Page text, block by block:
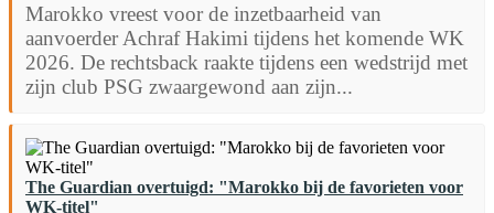
Marokko vreest voor de inzetbaarheid van
aanvoerder Achraf Hakimi tijdens het komende WK
2026. De rechtsback raakte tijdens een wedstrijd met
zijn club PSG zwaargewond aan zijn...
The Guardian overtuigd: "Marokko bij de favorieten voor
WK-titel"